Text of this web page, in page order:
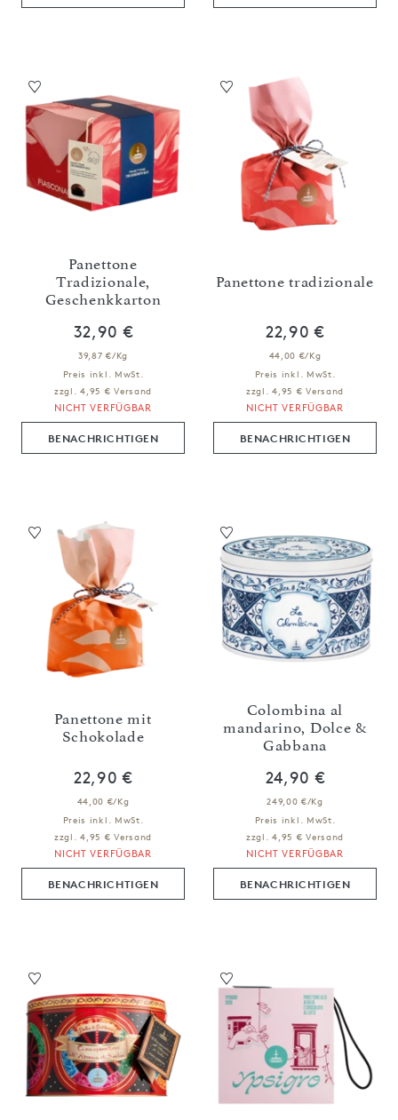
Panettone
Tradizionale,
Geschenkkarton
32,90 €
39,87 €/Kg
Preis inkl. MwSt.
zzgl. 4,95 € Versand
NICHT VERFÜGBAR
BENACHRICHTIGEN
Panettone tradizionale
22,90 €
44,00 €/Kg
Preis inkl. MwSt.
zzgl. 4,95 € Versand
NICHT VERFÜGBAR
BENACHRICHTIGEN
Panettone mit
Schokolade
22,90 €
44,00 €/Kg
Preis inkl. MwSt.
zzgl. 4,95 € Versand
NICHT VERFÜGBAR
BENACHRICHTIGEN
Colombina al
mandarino, Dolce &
Gabbana
24,90 €
249,00 €/Kg
Preis inkl. MwSt.
zzgl. 4,95 € Versand
NICHT VERFÜGBAR
BENACHRICHTIGEN